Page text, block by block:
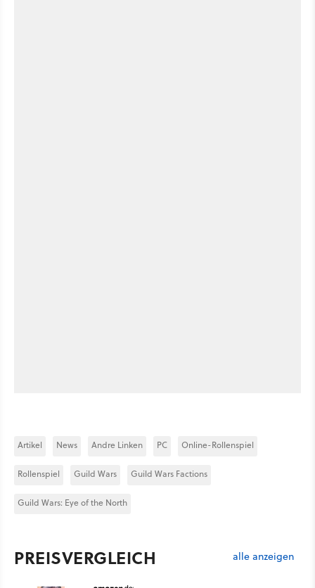
Artikel News Andre Linken PC Online-Rollenspiel
Rollenspiel Guild Wars Guild Wars Factions
Guild Wars: Eye of the North
PREISVERGLEICH alle anzeigen